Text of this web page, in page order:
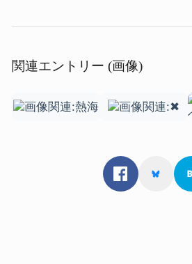
関連エントリー (画像)